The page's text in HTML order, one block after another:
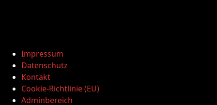
Impressum
Datenschutz
Kontakt
Cookie-Richtlinie (EU)
Adminbereich